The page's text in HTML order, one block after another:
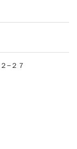
２−２７